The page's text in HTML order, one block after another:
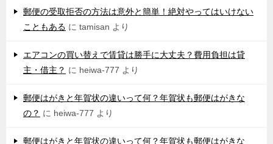
郵便の受取拒否の方法は意外と簡単！絶対やってはいけない
こともある に tamisan より
エアコンの買い替えで賃貸は勝手に大丈夫？費用負担は貸
主・借主？ に heiwa-777 より
郵便はがきと年賀状の違いって何？年賀状も郵便はがきな
の？ に heiwa-777 より
郵便はがきと年賀状の違いって何？年賀状も郵便はがきな